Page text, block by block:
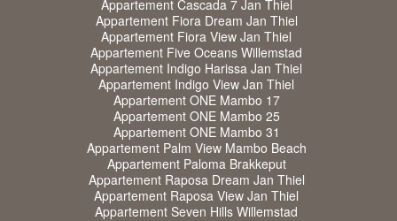
Appartement Cascada 7 Jan Thiel
Appartement Fiora Dream Jan Thiel
Appartement Fiora View Jan Thiel
Appartement Five Oceans Willemstad
Appartement Indigo Harissa Jan Thiel
Appartement Indigo View Jan Thiel
Appartement ONE Mambo 17
Appartement ONE Mambo 25
Appartement ONE Mambo 31
Appartement Palm View Mambo Beach
Appartement Paloma Brakkeput
Appartement Raposa Dream Jan Thiel
Appartement Raposa View Jan Thiel
Appartement Seven Hills Willemstad